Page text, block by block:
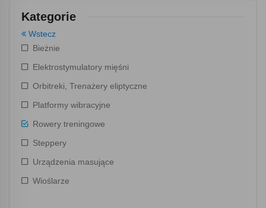
Kategorie
Wstecz
Bieżnie
Elektrostymulatory mięśni
Orbitreki, Trenażery eliptyczne
Platformy wibracyjne
Rowery treningowe
Steppery
Urządzenia masujące
Wioślarze